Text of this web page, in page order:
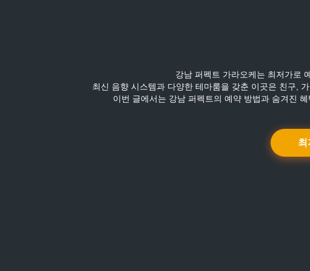
강남 퍼펙트 가라오케는 최저가로
최신 음향 시스템과 다양한 테마룸을 갖춘 이곳은 친구,
이번 글에서는 강남 퍼펙트의 예약 방법과 숨겨진
최